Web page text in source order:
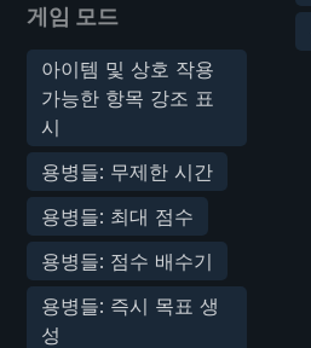
게임 모드
아이템 및 상호 작용
가능한 항목 강조 표
시
용병들: 무제한 시간
용병들: 최대 점수
용병들: 점수 배수기
용병들: 즉시 목표 생
성